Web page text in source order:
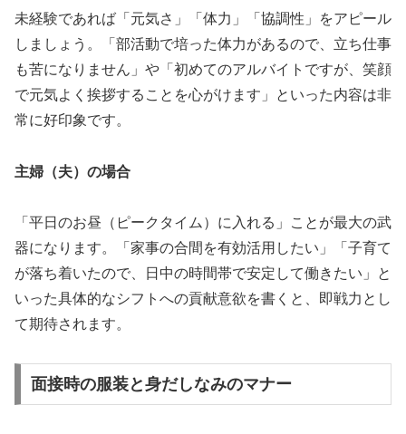
未経験であれば「元気さ」「体力」「協調性」をアピール
しましょう。「部活動で培った体力があるので、立ち仕事
も苦になりません」や「初めてのアルバイトですが、笑顔
で元気よく挨拶することを心がけます」といった内容は非
常に好印象です。
主婦（夫）の場合
「平日のお昼（ピークタイム）に入れる」ことが最大の武
器になります。「家事の合間を有効活用したい」「子育て
が落ち着いたので、日中の時間帯で安定して働きたい」と
いった具体的なシフトへの貢献意欲を書くと、即戦力とし
て期待されます。
面接時の服装と身だしなみのマナー